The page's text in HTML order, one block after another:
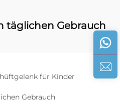
täglichen Gebrauch
hüftgelenk für Kinder
Gebrauch